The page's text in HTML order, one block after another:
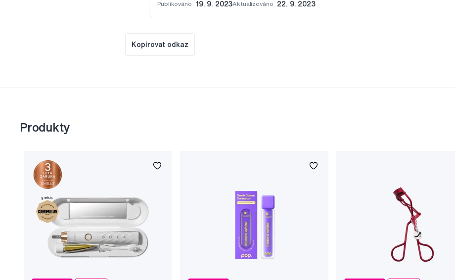
Publikováno 19. 9. 2023Aktualizováno 22. 9. 2023
Kopírovat odkaz
Produkty